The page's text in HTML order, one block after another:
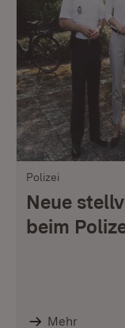
Polizei
Neue
beim
Mehr